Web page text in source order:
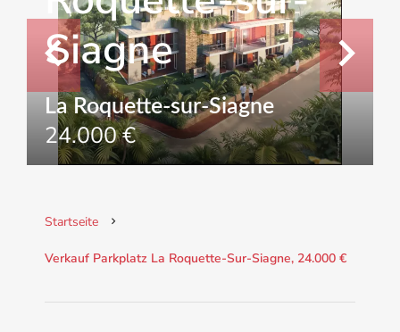
Siagne
La Roquette-sur-Siagne
24.000 €
Startseite
Verkauf Parkplatz La Roquette-Sur-Siagne, 24.000 €